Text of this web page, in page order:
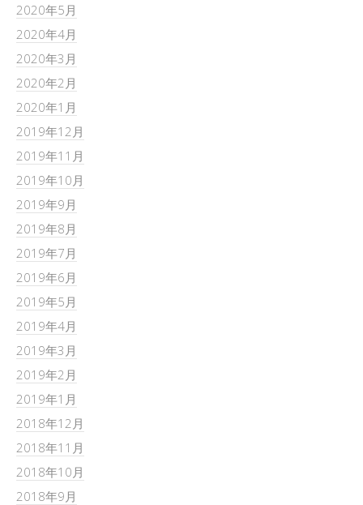
2020年5月
2020年4月
2020年3月
2020年2月
2020年1月
2019年12月
2019年11月
2019年10月
2019年9月
2019年8月
2019年7月
2019年6月
2019年5月
2019年4月
2019年3月
2019年2月
2019年1月
2018年12月
2018年11月
2018年10月
2018年9月